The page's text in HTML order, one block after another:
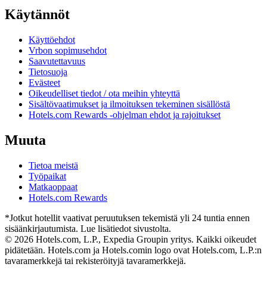
Käytännöt
Käyttöehdot
Vrbon sopimusehdot
Saavutettavuus
Tietosuoja
Evästeet
Oikeudelliset tiedot / ota meihin yhteyttä
Sisältövaatimukset ja ilmoituksen tekeminen sisällöstä
Hotels.com Rewards -ohjelman ehdot ja rajoitukset
Muuta
Tietoa meistä
Työpaikat
Matkaoppaat
Hotels.com Rewards
*Jotkut hotellit vaativat peruutuksen tekemistä yli 24 tuntia ennen
sisäänkirjautumista. Lue lisätiedot sivustolta.
© 2026 Hotels.com, L.P., Expedia Groupin yritys. Kaikki oikeudet
pidätetään. Hotels.com ja Hotels.comin logo ovat Hotels.com, L.P.:n
tavaramerkkejä tai rekisteröityjä tavaramerkkejä.